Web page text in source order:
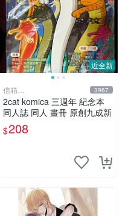
近全新
信箱
paul600510@yahoo.com.tw
3967
2cat komica 三週年 紀念本
同人誌 同人 畫冊 原創九成新
$208